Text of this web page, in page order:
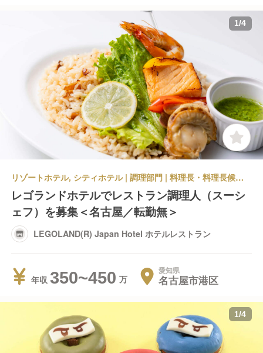
1/4
リゾートホテル, シティホテル | 調理部門 | 料理長・料理長候補 | LEGOLAND(R) Japan Hotel ホテルレストラン
レゴランドホテルでレストラン調理人（スーシ
ェフ）を募集＜名古屋／転勤無＞
LEGOLAND(R) Japan Hotel ホテルレストラン
年収 350~450 愛知県
名古屋市港区
1/4